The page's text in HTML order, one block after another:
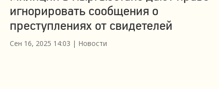
игнорировать сообщения о
преступлениях от свидетелей
Сен 16, 2025 14:03 | Новости